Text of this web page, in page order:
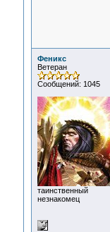
Феникс
Ветеран
Сообщений: 1045
таинственный
незнакомец